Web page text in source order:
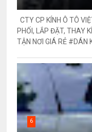
CTY CP KÍNH Ô TÔ
PHỐI, LẮP ĐẶT, THAY
TẬN NƠI GIÁ RẺ #DÁN
6